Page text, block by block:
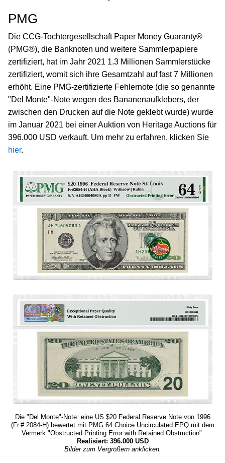
PMG
Die CCG-Tochtergesellschaft Paper Money Guaranty®
(PMG®), die Banknoten und weitere Sammlerpapiere
zertifiziert, hat im Jahr 2021 1.3 Millionen Sammlerstücke
zertifiziert, womit sich ihre Gesamtzahl auf fast 7 Millionen
erhöht. Eine PMG-zertifizierte Fehlernote (die so genannte
"Del Monte"-Note wegen des Bananenaufklebers, der
zwischen den Drucken auf die Note geklebt wurde) wurde
im Januar 2021 bei einer Auktion von Heritage Auctions für
396.000 USD verkauft. Um mehr zu erfahren, klicken Sie
hier.
Die "Del Monte"-Note: eine US $20 Federal Reserve Note von 1996
(Fr.# 2084-H) bewertet mit PMG 64 Choice Uncirculated EPQ mit dem
Vermerk "Obstructed Printing Error with Retained Obstruction".
Realisiert: 396.000 USD
Bilder zum Vergrößern anklicken.